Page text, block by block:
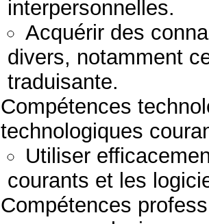
interpersonnelles.
Acquérir des
divers, notamment
traduisante.
Compétences
technologiques
Utiliser
courants et les
Compétences